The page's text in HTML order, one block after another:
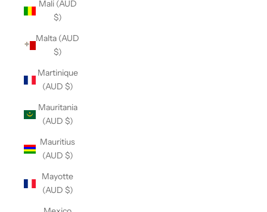
Mali (AUD
$)
Malta (AUD
$)
Martinique
(AUD $)
Mauritania
(AUD $)
Mauritius
(AUD $)
Mayotte
(AUD $)